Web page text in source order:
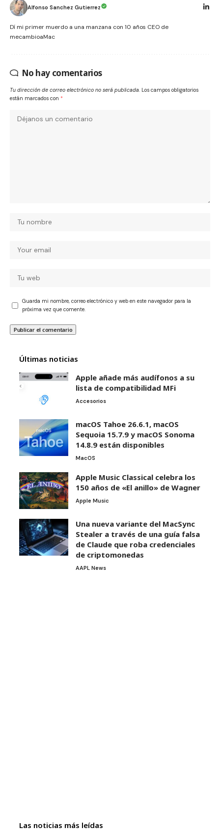
Alfonso Sanchez Gutierrez
Dí mi primer muerdo a una manzana con 10 años CEO de
mecambioaMac
No hay comentarios
Tu dirección de correo electrónico no será publicada. Los campos obligatorios
están marcados con *
Guarda mi nombre, correo electrónico y web en este navegador para la
próxima vez que comente.
Últimas noticias
Apple añade más audífonos a su
lista de compatibilidad MFi
Accesorios
macOS Tahoe 26.6.1, macOS
Sequoia 15.7.9 y macOS Sonoma
14.8.9 están disponibles
MacOS
Apple Music Classical celebra los
150 años de «El anillo» de Wagner
Apple Music
Una nueva variante del MacSync
Stealer a través de una guía falsa
de Claude que roba credenciales
de criptomonedas
AAPL News
Las noticias más leídas